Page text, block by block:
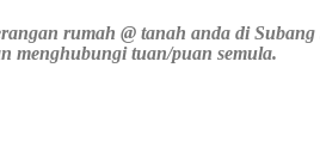
rumah @ tanah anda di
menghubungi tuan/puan semula.